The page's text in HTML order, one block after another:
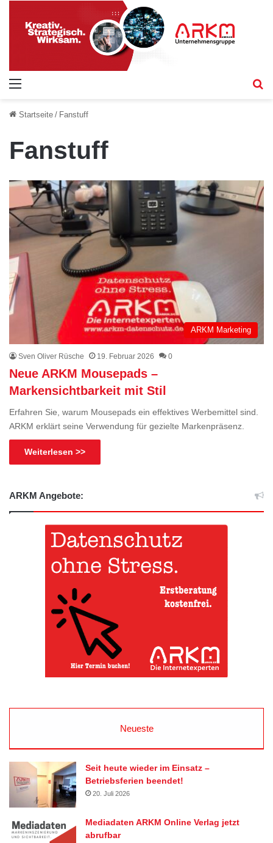
Startseite / Fanstuff
Fanstuff
ARKM Marketing
Sven Oliver Rüsche 19. Februar 2026 0
Neue ARKM Mousepads –
Markensichtbarkeit mit Stil
Erfahren Sie, warum Mousepads ein effektives Werbemittel sind.
ARKM erklärt seine Verwendung für gezielte Markenpräsenz.
Weiterlesen >>
ARKM Angebote:
Neueste
Seit heute wieder im Einsatz –
Betriebsferien beendet!
20. Juli 2026
Mediadaten ARKM Online Verlag jetzt
abrufbar